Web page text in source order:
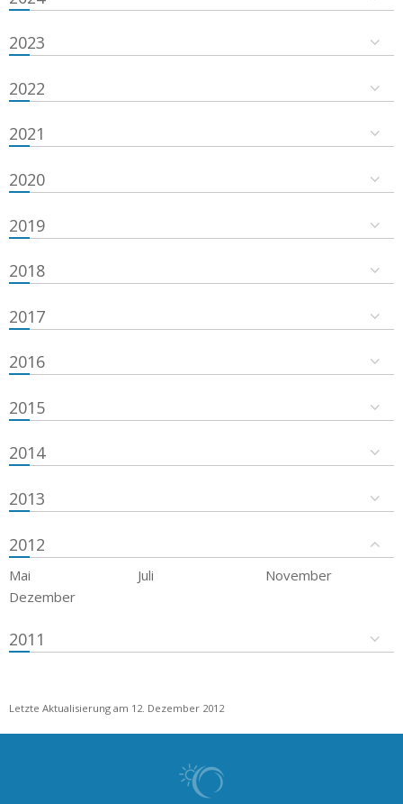
2023
2022
2021
2020
2019
2018
2017
2016
2015
2014
2013
2012
Mai Juli
November
Dezember
2011
Letzte Aktualisierung am 12. Dezember 2012